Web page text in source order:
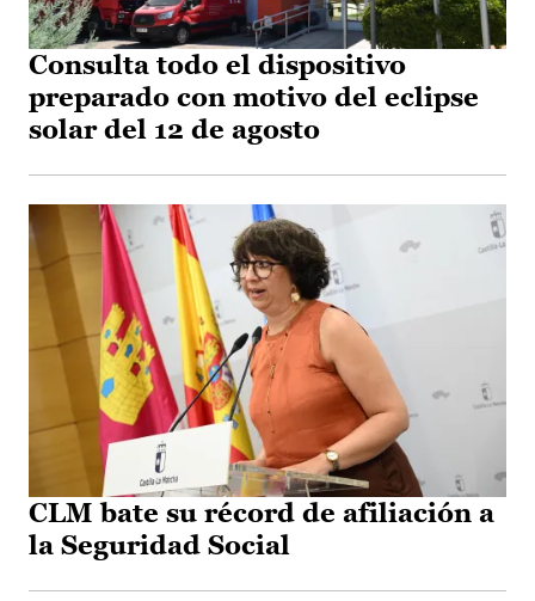
Consulta todo el dispositivo
preparado con motivo del eclipse
solar del 12 de agosto
CLM bate su récord de afiliación a
la Seguridad Social